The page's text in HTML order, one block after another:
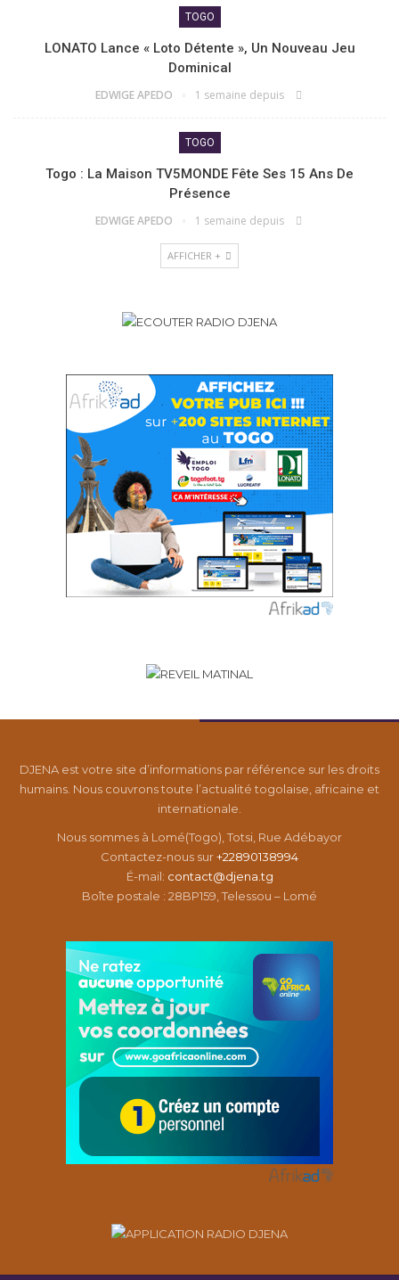
TOGO
LONATO Lance « Loto Détente », Un Nouveau Jeu
Dominical
EDWIGE APEDO 1 semaine depuis
TOGO
Togo : La Maison TV5MONDE Fête Ses 15 Ans De
Présence
EDWIGE APEDO 1 semaine depuis
AFFICHER +
DJENA est votre site d’informations par référence sur les droits
humains. Nous couvrons toute l’actualité togolaise, africaine et
internationale.
Nous sommes à Lomé(Togo), Totsi, Rue Adébayor
Contactez-nous sur+22890138994
É-mail: contact@djena.tg
Boîte postale : 28BP159, Telessou – Lomé